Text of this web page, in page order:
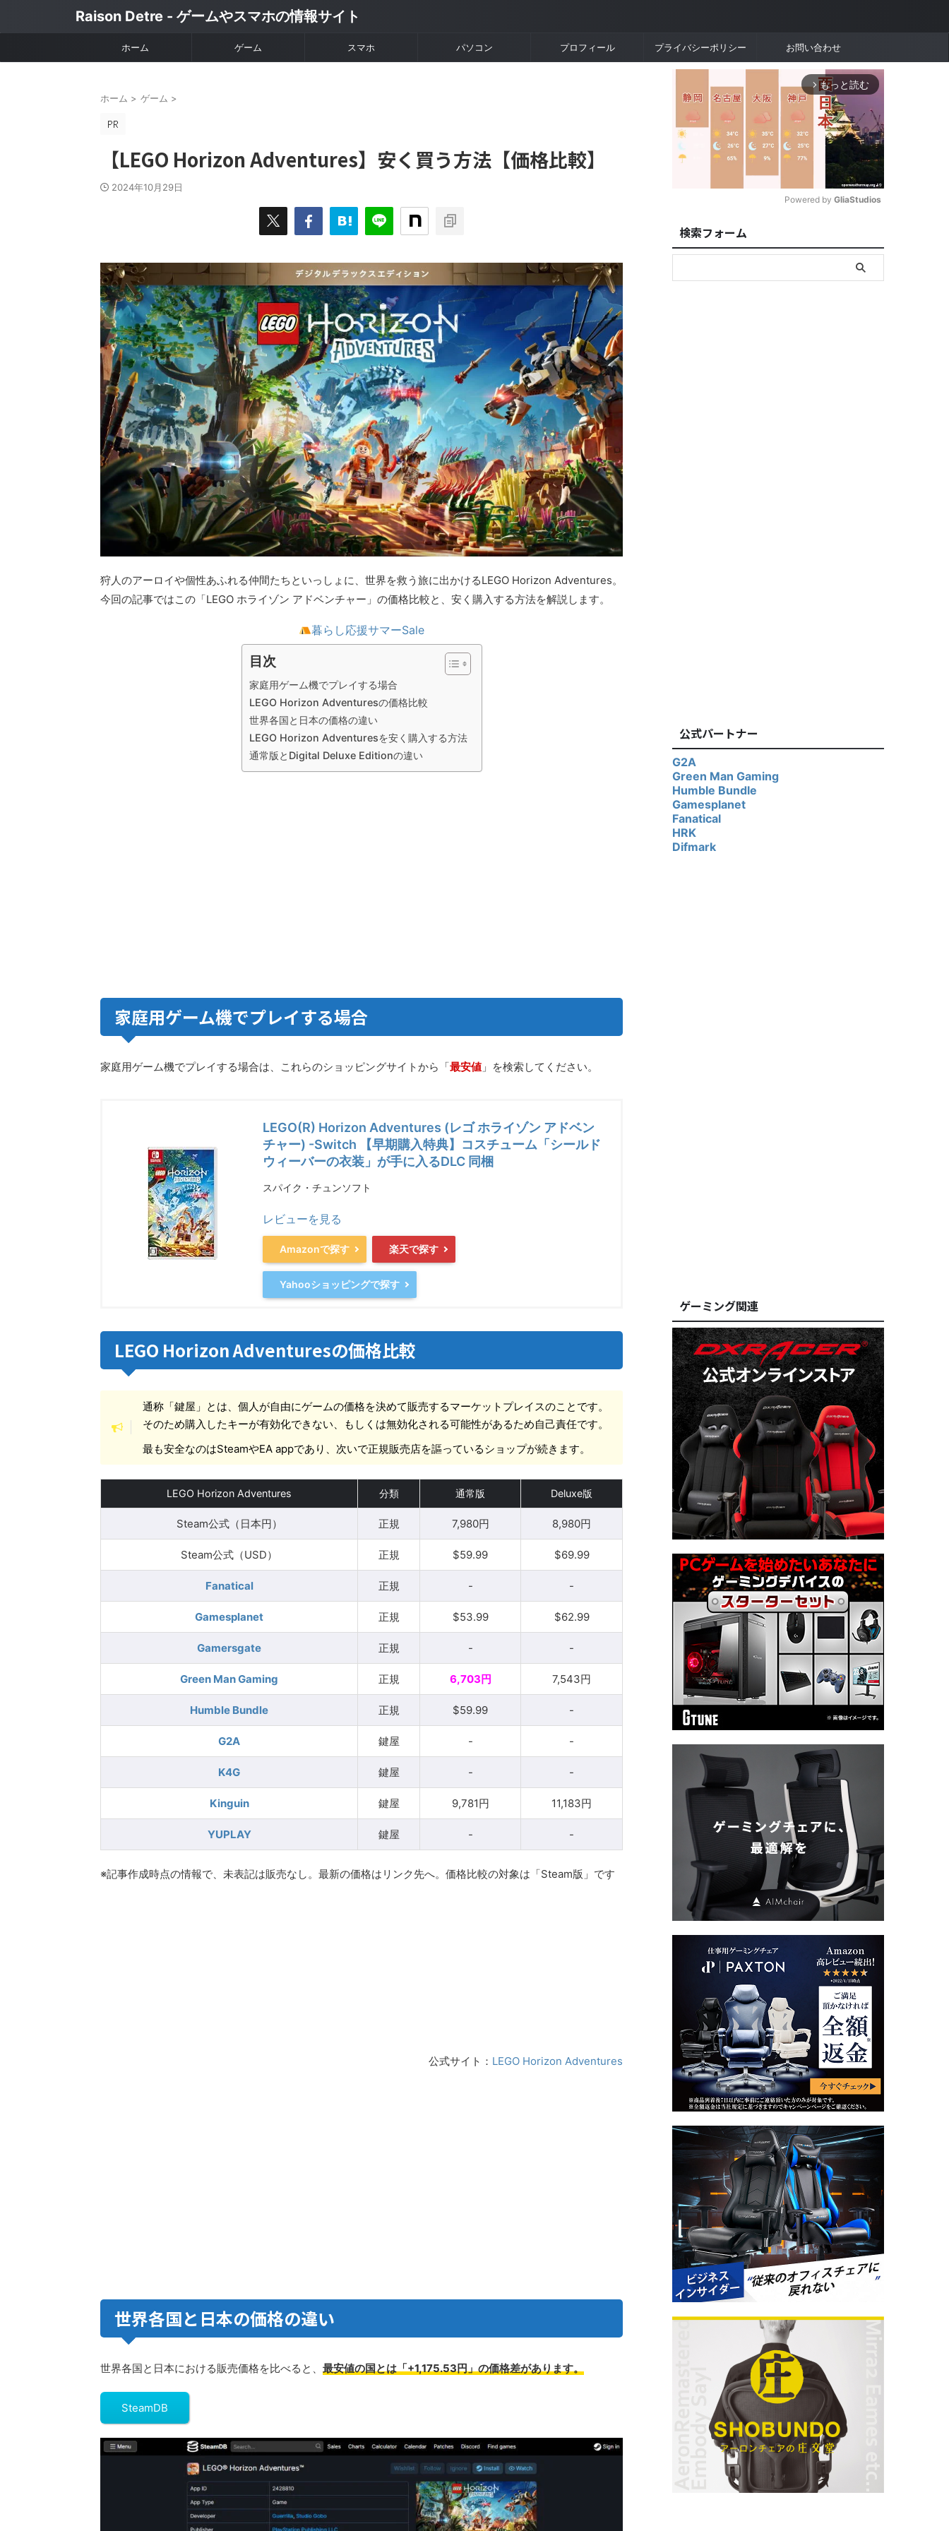
Raison Detre - ゲームやスマホの情報サイト
ホーム ゲーム スマホ パソコン プロフィール プライバシーポリシー お問い合わせ
ホーム > ゲーム >
【LEGO Horizon Adventures】安く買う方法【価格比較】
2024年10月29日
狩人のアーロイや個性あふれる仲間たちといっしょに、世界を救う旅に出かけるLEGO Horizon Adventures。
今回の記事ではこの「LEGO ホライゾン アドベンチャー」の価格比較と、安く購入する方法を解説します。
暮らし応援サマーSale
目次
家庭用ゲーム機でプレイする場合
LEGO Horizon Adventuresの価格比較
世界各国と日本の価格の違い
LEGO Horizon Adventuresを安く購入する方法
通常版とDigital Deluxe Editionの違い
家庭用ゲーム機でプレイする場合
家庭用ゲーム機でプレイする場合は、これらのショッピングサイトから「最安値 」を検索してください。
LEGO(R) Horizon Adventures (レゴ ホライゾン アドベン
チャー) -Switch 【早期購入特典】コスチューム「シールド
ウィーバーの衣装」が手に入るDLC 同梱
スパイク・チュンソフト
レビューを見る
Amazonで探す 楽天で探す
Yahooショッピングで探す
LEGO Horizon Adventuresの価格比較
通称「鍵屋」とは、個人が自由にゲームの価格を決めて販売するマーケットプレイスのことです。
そのため購入したキーが有効化できない、もしくは無効化される可能性があるため自己責任です。
最も安全なのはSteamやEA appであり、次いで正規販売店を謳っているショップが続きます。
LEGO Horizon Adventures 分類 通常版 Deluxe版
Steam公式（日本円） 正規 7,980円 8,980円
Steam公式（USD） 正規 $59.99 $69.99
Fanatical 正規 - -
Gamesplanet 正規 $53.99 $62.99
Gamersgate 正規 - -
Green Man Gaming 正規 6,703円 7,543円
Humble Bundle 正規 $59.99 -
G2A 鍵屋 - -
K4G 鍵屋 - -
Kinguin 鍵屋 9,781円 11,183円
YUPLAY 鍵屋 - -
※記事作成時点の情報で、未表記は販売なし。最新の価格はリンク先へ。価格比較の対象は「Steam版」です
公式サイト： LEGO Horizon Adventures
世界各国と日本の価格の違い
世界各国と日本における販売価格を比べると、 最安値の国とは「+1,175.53円」の価格差があります。
SteamDB
arrow_forward_ios もっと読む
u
t
Powered by GliaStudios
検索フォーム
公式パートナー
G2A
Green Man Gaming
Humble Bundle
Gamesplanet
Fanatical
HRK
Difmark
ゲーミング関連